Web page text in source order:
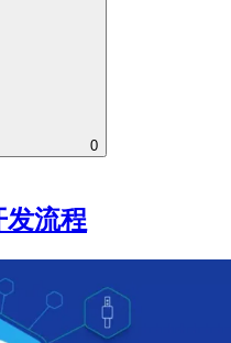
0
发流程